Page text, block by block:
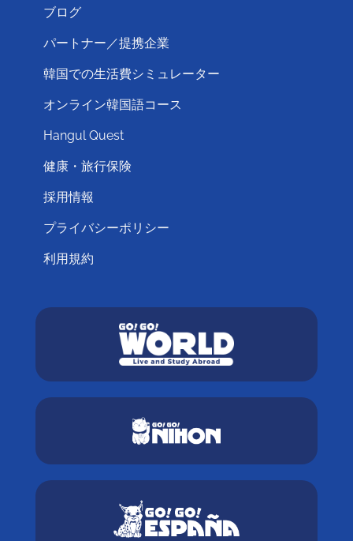
ブログ
パートナー／提携企業
韓国での生活費シミュレーター
オンライン韓国語コース
Hangul Quest
健康・旅行保険
採用情報
プライバシーポリシー
利用規約